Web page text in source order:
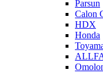
Parsun
Calon
HDX
Honda